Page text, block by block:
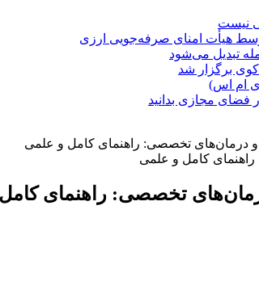
نیست
هیأت امنای صرفه‌جویی ارزی
تبدیل می‌شود
برگزار شد
ام اس)
فضای مجازی بدانید
و درمان‌های تخصصی: راهنمای کامل و علمی
تخصصی: راهنمای